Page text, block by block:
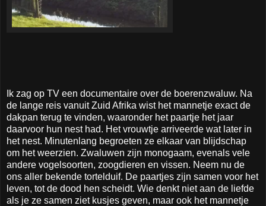
Ik zag op TV een documentaire over de boerenzwaluw. Na
de lange reis vanuit Zuid Afrika wist het mannetje exact de
dakpan terug te vinden, waaronder het paartje het jaar
daarvoor hun nest had. Het vrouwtje arriveerde wat later in
het nest. Minutenlang begroeten ze elkaar van blijdschap
om het weerzien. Zwaluwen zijn monogaam, evenals vele
andere vogelsoorten, zoogdieren en vissen. Neem nu de
ons aller bekende tortelduif. De paartjes zijn samen voor het
leven, tot de dood hen scheidt. Wie denkt niet aan de liefde
als je ze samen ziet kusjes geven, maar ook het mannetje